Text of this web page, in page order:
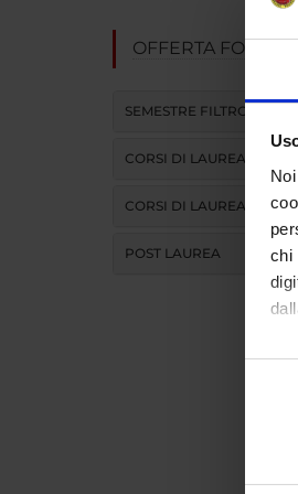
chi
OFFERTA
SEMESTRE FILTRO
CORSI DI LAUREA
CORSI DI LAUREA
POST LAUREA